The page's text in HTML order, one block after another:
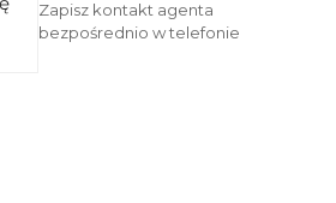
Zapisz kontakt agenta
bezpośrednio w telefonie